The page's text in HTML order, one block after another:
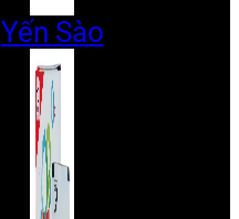
Yến Sào